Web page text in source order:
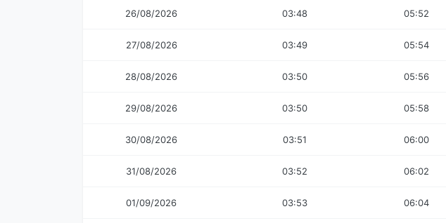
26/08/2026 03:48 05:52
27/08/2026 03:49 05:54
28/08/2026 03:50 05:56
29/08/2026 03:50 05:58
30/08/2026 03:51 06:00
31/08/2026 03:52 06:02
01/09/2026 03:53 06:04